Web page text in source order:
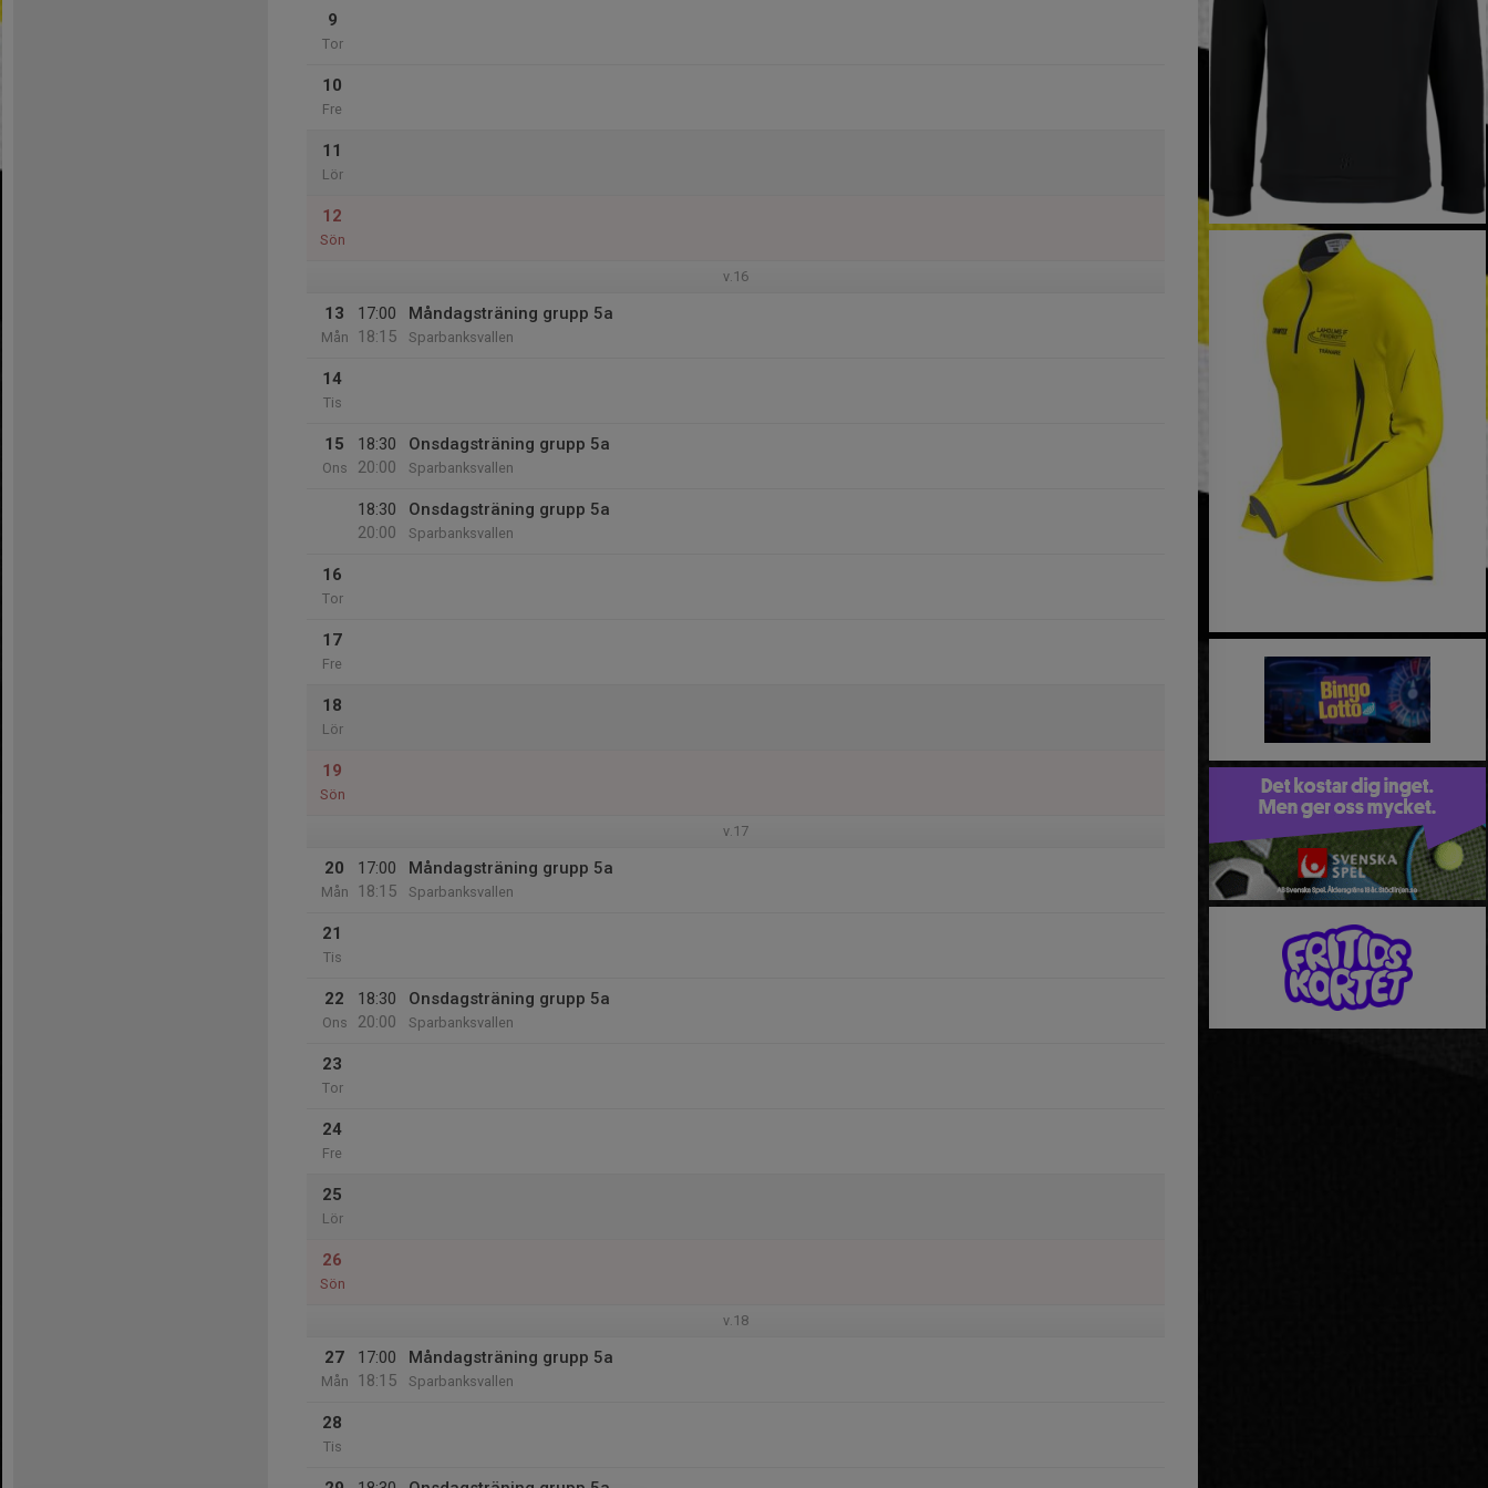
9
Tor
10
Fre
11
Lör
12
Sön
v.16
13
Mån
17:00
18:15
Måndagsträning grupp 5a
Sparbanksvallen
14
Tis
15
Ons
18:30
20:00
Onsdagsträning grupp 5a
Sparbanksvallen
18:30
20:00
Onsdagsträning grupp 5a
Sparbanksvallen
16
Tor
17
Fre
18
Lör
19
Sön
v.17
20
Mån
17:00
18:15
Måndagsträning grupp 5a
Sparbanksvallen
21
Tis
22
Ons
18:30
20:00
Onsdagsträning grupp 5a
Sparbanksvallen
23
Tor
24
Fre
25
Lör
26
Sön
v.18
27
Mån
17:00
18:15
Måndagsträning grupp 5a
Sparbanksvallen
28
Tis